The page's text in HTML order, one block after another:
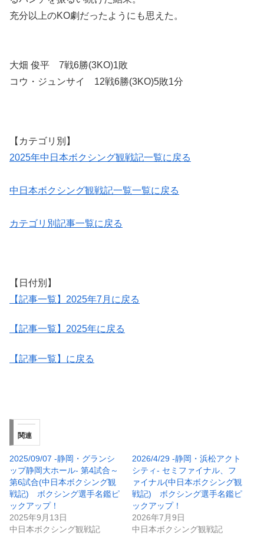
充分以上のKO劇だったようにも思えた。
大畑 俊平 7戦6勝(3KO)1敗
コウ・ジュンサイ 12戦6勝(3KO)5敗1分
【カテゴリ別】
2025年中日本ボクシング観戦記一覧に戻る
中日本ボクシング観戦記一覧一覧に戻る
カテゴリ別記事一覧に戻る
【日付別】
【記事一覧】2025年7月に戻る
【記事一覧】2025年に戻る
【記事一覧】に戻る
関連
2025/09/07 -静岡・グランシ
ップ静岡大ホール- 第4試合～
第6試合(中日本ボクシング観
戦記) ボクシング選手名鑑ピ
ックアップ！
2025年9月13日
中日本ボクシング観戦記
2026/4/29 -静岡・浜松アクト
シティ- セミファイナル、フ
ァイナル(中日本ボクシング観
戦記) ボクシング選手名鑑ピ
ックアップ！
2026年7月9日
中日本ボクシング観戦記